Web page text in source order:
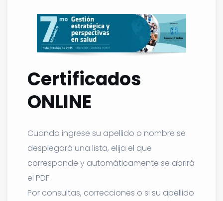
Certificados
ONLINE
Cuando ingrese su apellido o nombre se
desplegará una lista, elija el que
corresponde y automáticamente se abrirá
el PDF.
Por consultas, correcciones o si su apellido